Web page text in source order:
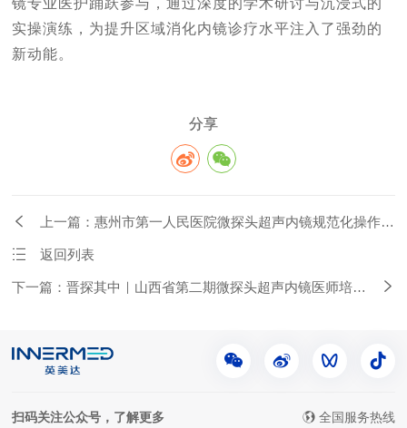
镜专业医护踊跃参与，通过深度的学术研讨与沉浸式的
实操演练，为提升区域消化内镜诊疗水平注入了强劲的
新动能。
分享
上一篇：惠州市第一人民医院微探头超声内镜规范化操作培
返回列表
下一篇：晋探其中｜山西省第二期微探头超声内镜医师培训
扫码关注公众号，了解更多 全国服务热线